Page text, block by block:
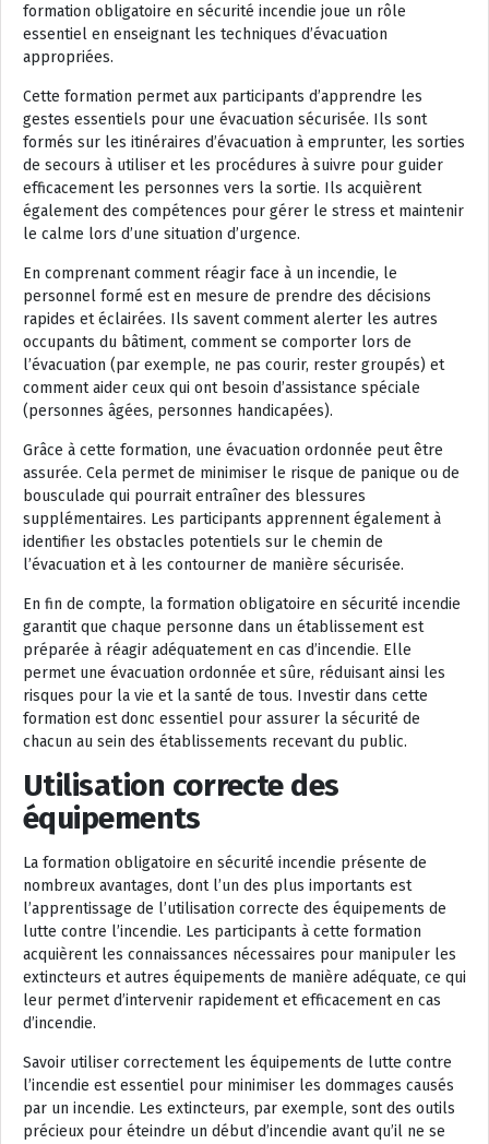
formation obligatoire en sécurité incendie joue un rôle
essentiel en enseignant les techniques d’évacuation
appropriées.
Cette formation permet aux participants d’apprendre les
gestes essentiels pour une évacuation sécurisée. Ils sont
formés sur les itinéraires d’évacuation à emprunter, les sorties
de secours à utiliser et les procédures à suivre pour guider
efficacement les personnes vers la sortie. Ils acquièrent
également des compétences pour gérer le stress et maintenir
le calme lors d’une situation d’urgence.
En comprenant comment réagir face à un incendie, le
personnel formé est en mesure de prendre des décisions
rapides et éclairées. Ils savent comment alerter les autres
occupants du bâtiment, comment se comporter lors de
l’évacuation (par exemple, ne pas courir, rester groupés) et
comment aider ceux qui ont besoin d’assistance spéciale
(personnes âgées, personnes handicapées).
Grâce à cette formation, une évacuation ordonnée peut être
assurée. Cela permet de minimiser le risque de panique ou de
bousculade qui pourrait entraîner des blessures
supplémentaires. Les participants apprennent également à
identifier les obstacles potentiels sur le chemin de
l’évacuation et à les contourner de manière sécurisée.
En fin de compte, la formation obligatoire en sécurité incendie
garantit que chaque personne dans un établissement est
préparée à réagir adéquatement en cas d’incendie. Elle
permet une évacuation ordonnée et sûre, réduisant ainsi les
risques pour la vie et la santé de tous. Investir dans cette
formation est donc essentiel pour assurer la sécurité de
chacun au sein des établissements recevant du public.
Utilisation correcte des
équipements
La formation obligatoire en sécurité incendie présente de
nombreux avantages, dont l’un des plus importants est
l’apprentissage de l’utilisation correcte des équipements de
lutte contre l’incendie. Les participants à cette formation
acquièrent les connaissances nécessaires pour manipuler les
extincteurs et autres équipements de manière adéquate, ce qui
leur permet d’intervenir rapidement et efficacement en cas
d’incendie.
Savoir utiliser correctement les équipements de lutte contre
l’incendie est essentiel pour minimiser les dommages causés
par un incendie. Les extincteurs, par exemple, sont des outils
précieux pour éteindre un début d’incendie avant qu’il ne se